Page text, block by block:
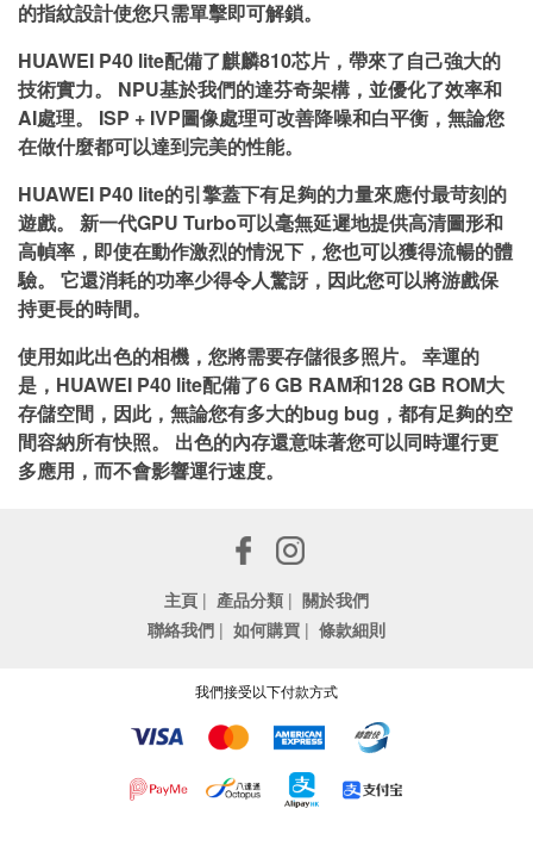
的指紋設計使您只需單擊即可解鎖。
HUAWEI P40 lite配備了麒麟810芯片，帶來了自己強大的
技術實力。 NPU基於我們的達芬奇架構，並優化了效率和
AI處理。 ISP + IVP圖像處理可改善降噪和白平衡，無論您
在做什麼都可以達到完美的性能。
HUAWEI P40 lite的引擎蓋下有足夠的力量來應付最苛刻的
遊戲。 新一代GPU Turbo可以毫無延遲地提供高清圖形和
高幀率，即使在動作激烈的情況下，您也可以獲得流暢的體
驗。 它還消耗的功率少得令人驚訝，因此您可以將游戲保
持更長的時間。
使用如此出色的相機，您將需要存儲很多照片。 幸運的
是，HUAWEI P40 lite配備了6 GB RAM和128 GB ROM大
存儲空間，因此，無論您有多大的bug bug，都有足夠的空
間容納所有快照。 出色的內存還意味著您可以同時運行更
多應用，而不會影響運行速度。
主頁 | 產品分類 | 關於我們
聯絡我們 | 如何購買 | 條款細則
我們接受以下付款方式